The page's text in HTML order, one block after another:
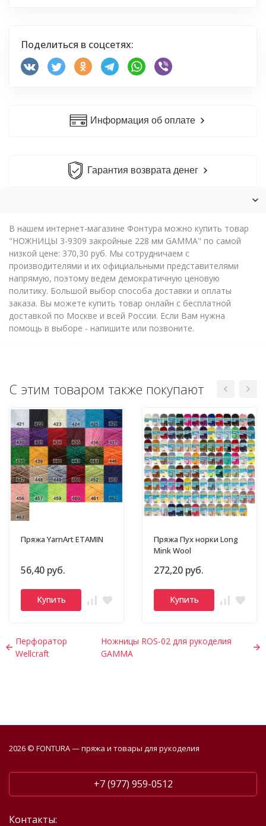
Поделиться в соцсетях:
Информация об оплате
Гарантия возврата денег
В нашем интернет-магазине Фонтура можно купить товар
"НОЖНИЦЫ 3-9309 закройные 228 мм GAMMA" по самой
низкой цене: 370,30 руб. Мы сотрудничаем с
производителями и их официальными представителями
напрямую, поэтому ведем демократичную ценовую
политику. Большой выбор способа доставки и оплаты
заказа. Вы можете купить товар онлайн с бесплатной
доставкой по Москве и всей России. Если Вам нужна
помощь в выборе - напишите или позвоните.
С этим товаром также покупают
Пряжа YarnArt ETAMIN
56,40 руб.
Купить
Пряжа Пух норки Long
Mink Wool
272,20 руб.
Купить
Перфоратор
Wellcraft
Ножницы ROS-02 для рукоделия
GAMMA
2026 © FONTURA — пряжа и товары для рукоделия
+7 (977) 959-0512
Контакты: